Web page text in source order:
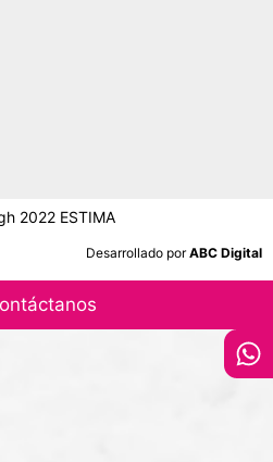
2022 ESTIMA
Desarrollado porABC Digital